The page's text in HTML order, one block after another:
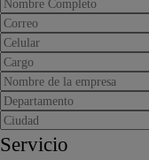
Servicio